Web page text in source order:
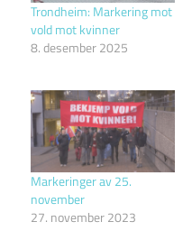
Trondheim: Markering mot
vold mot kvinner
8. desember 2025
Markeringer av 25.
november
27. november 2023